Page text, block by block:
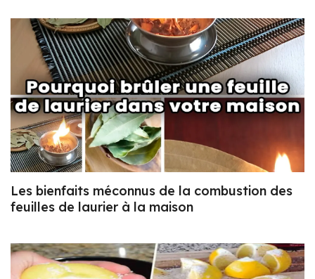
Les bienfaits méconnus de la combustion des
feuilles de laurier à la maison